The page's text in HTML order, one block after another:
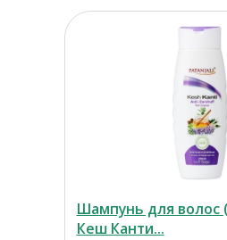
Шампунь для волос
Кеш Канти...